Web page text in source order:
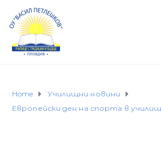
Home
Училищни новини
Европейски ден на спорта в